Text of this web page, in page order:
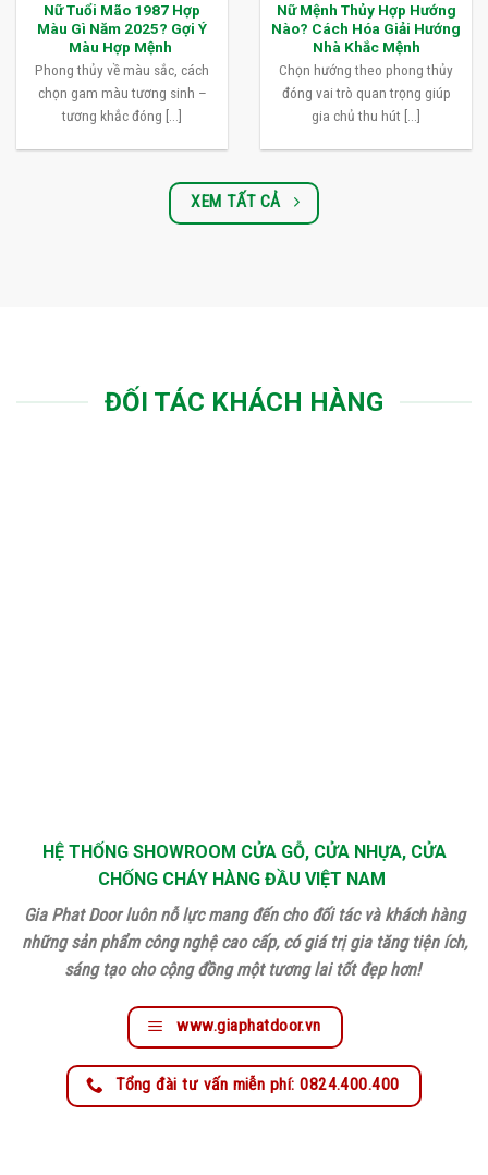
Nữ Tuổi Mão 1987 Hợp
Màu Gì Năm 2025? Gợi Ý
Màu Hợp Mệnh
Phong thủy về màu sắc, cách
chọn gam màu tương sinh –
tương khắc đóng [...]
Nữ Mệnh Thủy Hợp Hướng
Nào? Cách Hóa Giải Hướng
Nhà Khắc Mệnh
Chọn hướng theo phong thủy
đóng vai trò quan trọng giúp
gia chủ thu hút [...]
XEM TẤT CẢ
ĐỐI TÁC KHÁCH HÀNG
HỆ THỐNG SHOWROOM CỬA GỖ, CỬA NHỰA, CỬA
CHỐNG CHÁY HÀNG ĐẦU VIỆT NAM
Gia Phat Door luôn nỗ lực mang đến cho đối tác và khách hàng
những sản phẩm công nghệ cao cấp, có giá trị gia tăng tiện ích,
sáng tạo cho cộng đồng một tương lai tốt đẹp hơn!
www.giaphatdoor.vn
Tổng đài tư vấn miễn phí: 0824.400.400